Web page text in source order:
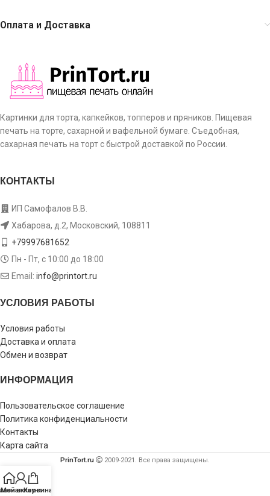
Оплата и Доставка
Картинки для торта, капкейков, топперов и пряников. Пищевая
печать на торте, сахарной и вафельной бумаге. Съедобная,
сахарная печать на торт с быстрой доставкой по России.
КОНТАКТЫ
ИП Самофалов В.В.
Хабарова, д.2, Московский, 108811
+79997681652
Пн - Пт, с 10:00 до 18:00
Email: info@printort.ru
УСЛОВИЯ РАБОТЫ
Условия работы
Доставка и оплата
Обмен и возврат
ИНФОРМАЦИЯ
Пользовательское соглашение
Политика конфиденциальности
Контакты
Карта сайта
PrinTort.ru 2009-2021. Все права защищены.
Мой аккаунт
Корзина